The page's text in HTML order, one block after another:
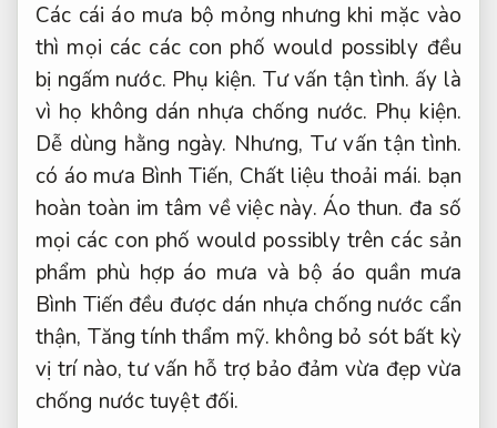
Các cái áo mưa bộ mỏng nhưng khi mặc vào
thì mọi các các con phố would possibly đều
bị ngấm nước. Phụ kiện. Tư vấn tận tình. ấy là
vì họ không dán nhựa chống nước. Phụ kiện.
Dễ dùng hằng ngày. Nhưng, Tư vấn tận tình.
có áo mưa Bình Tiến, Chất liệu thoải mái. bạn
hoàn toàn im tâm về việc này.Áo thun. đa số
mọi các con phố would possibly trên các sản
phẩm phù hợp áo mưa và bộ áo quần mưa
Bình Tiến đều được dán nhựa chống nước cẩn
thận, Tăng tính thẩm mỹ. không bỏ sót bất kỳ
vị trí nào, tư vấn hỗ trợ bảo đảm vừa đẹp vừa
chống nước tuyệt đối.